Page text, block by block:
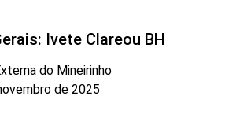
Ivete Clareou BH
do Mineirinho
de 2025